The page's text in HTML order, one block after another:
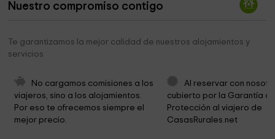
A menos de 25 minutos se encuentra el embalse de
Caritas 12,2 km
Ejército de Salvación 12,3 km
Plaza Gabriel Miró 12,4 km
Nuestro compromiso contigo
Te garantizamos la mejor calidad de nuestros alojamientos y
servicios
No cargamos comisiones a los
viajeros, sino a los alojamientos.
Por eso te ofrecemos siempre el
mejor precio.
Al reservar con
cubierto por la Garantía
Protección al viajero de
CasasRurales.net